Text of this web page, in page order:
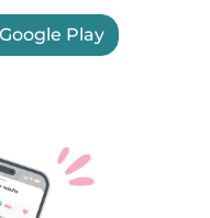
Google Play